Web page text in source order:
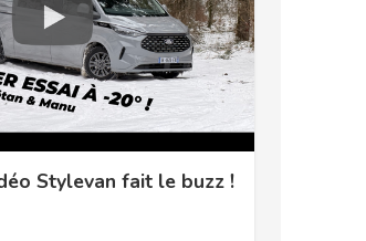
Stylevan fait le buzz !